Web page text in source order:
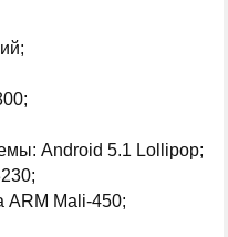
Android 5.1 Lollipop;
ARM Mali-450;